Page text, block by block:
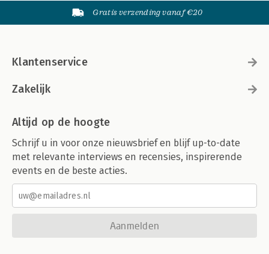
Gratis verzending vanaf €20
Klantenservice
Zakelijk
Altijd op de hoogte
Schrijf u in voor onze nieuwsbrief en blijf up-to-date
met relevante interviews en recensies, inspirerende
events en de beste acties.
Aanmelden